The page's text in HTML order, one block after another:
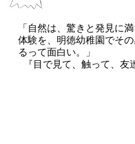
「自然は、驚きと発見に
体験を、明徳幼稚園でそ
るって面白い。」
『目で見て、触って、